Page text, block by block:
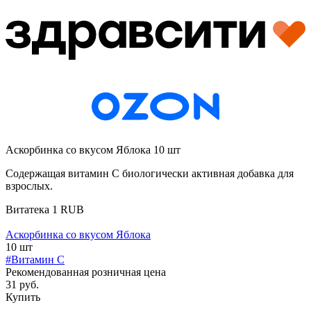
Аскорбинка со вкусом Яблока 10 шт
Содержащая витамин С биологически активная добавка для
взрослых.
Витатека 1 RUB
Аскорбинка со вкусом Яблока
10 шт
#Витамин C
Рекомендованная розничная цена
31 руб.
Купить